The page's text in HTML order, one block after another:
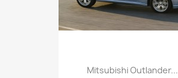
Mitsubishi Outlander...